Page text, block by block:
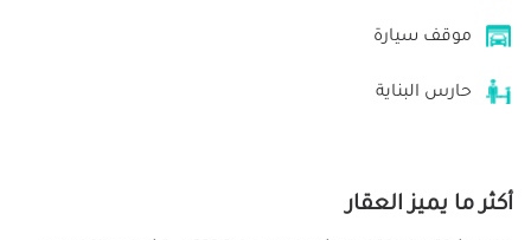
موقف سيارة
حارس البناية
أكثر ما يميز العقار